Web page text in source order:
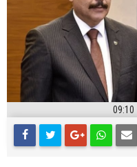
09:10